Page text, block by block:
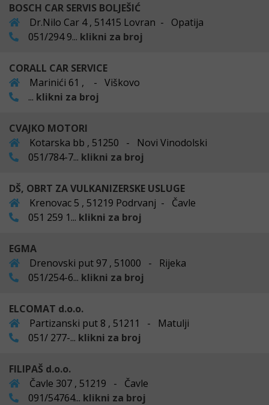
BOSCH CAR SERVIS BOLJEŠIĆ
Dr.Nilo Car 4 , 51415 Lovran - Opatija
051/294 9... klikni za broj
CORALL CAR SERVICE
Marinići 61 , - Viškovo
... klikni za broj
CVAJKO MOTORI
Kotarska bb , 51250 - Novi Vinodolski
051/784-7... klikni za broj
DŠ, OBRT ZA VULKANIZERSKE USLUGE
Krenovac 5 , 51219 Podrvanj - Čavle
051 259 1... klikni za broj
EGMA
Drenovski put 97 , 51000 - Rijeka
051/254-6... klikni za broj
ELCOMAT d.o.o.
Partizanski put 8 , 51211 - Matulji
051/ 277-... klikni za broj
FILIPAŠ d.o.o.
Čavle 307 , 51219 - Čavle
091/54764... klikni za broj